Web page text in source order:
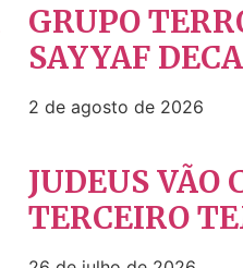
GRUPO
SAYYAF
2 de agosto de 2026
JUDEUS VÃO
TERCEIRO